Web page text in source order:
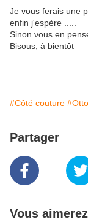
Je vous ferais une
enfin j'espère .....
Sinon vous en
Bisous, à bientôt
#Côté couture
Partager
Vous